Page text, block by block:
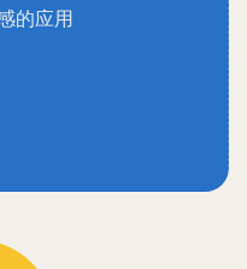
的应用